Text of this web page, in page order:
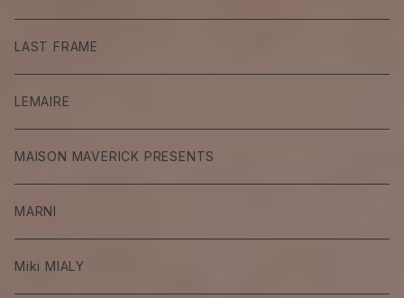
LAST FRAME
LEMAIRE
MAISON MAVERICK PRESENTS
MARNI
Miki MIALY